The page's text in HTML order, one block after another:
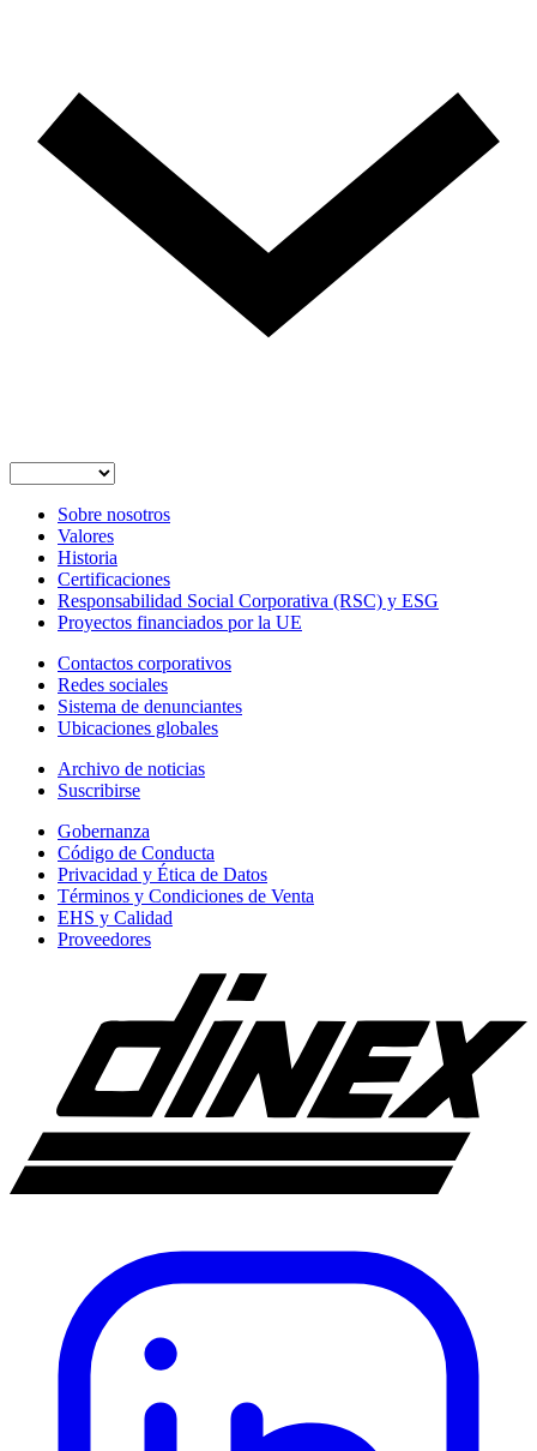
Sobre nosotros
Valores
Historia
Certificaciones
Responsabilidad Social Corporativa (RSC) y ESG
Proyectos financiados por la UE
Contactos corporativos
Redes sociales
Sistema de denunciantes
Ubicaciones globales
Archivo de noticias
Suscribirse
Gobernanza
Código de Conducta
Privacidad y Ética de Datos
Términos y Condiciones de Venta
EHS y Calidad
Proveedores